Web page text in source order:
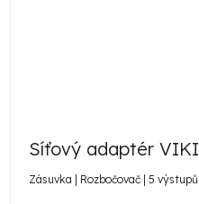
Síťový adaptér
Zásuvka | Rozbočovač | 5